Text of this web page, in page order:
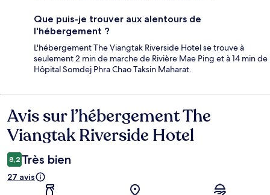
Que puis-je trouver aux alentours de
l'hébergement ?
L'hébergement The Viangtak Riverside Hotel se trouve à
seulement 2 min de marche de Rivière Mae Ping et à 14 min de
Hôpital Somdej Phra Chao Taksin Maharat.
Avis
Avis sur l’hébergement The
Viangtak Riverside Hotel
8,2 Très bien
27 avis